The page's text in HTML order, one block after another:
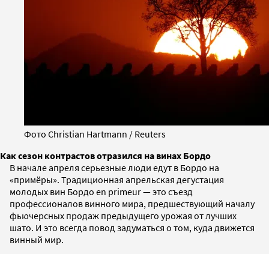
Фото Christian Hartmann / Reuters
Как сезон контрастов отразился на винах Бордо
В начале апреля серьезные люди едут в Бордо на
«примёры». Традиционная апрельская дегустация
молодых вин Бордо en primeur — это съезд
профессионалов винного мира, предшествующий началу
фьючерсных продаж предыдущего урожая от лучших
шато. И это всегда повод задуматься о том, куда движется
винный мир.